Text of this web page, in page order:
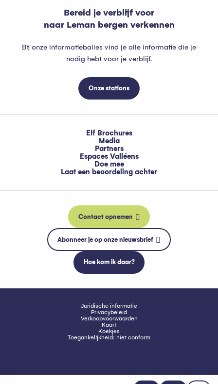
Bereid je verblijf voor
naar Leman bergen verkennen
Bij onze informatiebalies vind je alle informatie die je
nodig hebt voor je verblijf.
Onze stations
Elf Brochures
Media
Partners
Espaces Valléens
Doe mee
Laat een beoordeling achter
Contact opnemen
Abonneer je op onze nieuwsbrief
Hoe kom ik daar?
Juridische informatie
Privacybeleid
Verkoopvoorwaarden
Kaart
Koekjes
Toegankelijkheid: niet conform